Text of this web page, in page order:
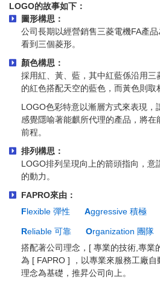
LOGO的故事如下：
圖形構思：
公司長期以經營銷售三菱電機FA產
看到三個菱形。
顏色構思：
採用紅、黃、藍，其中紅藍係沿用三
的紅色搭配天空的藍色，而黃色則取
LOGO色彩特意以漸層方式來表現，
感覺隱喻著能麒所代理的產品，將在
前程。
排列構思：
LOGO排列呈現向上的箭頭指向，意
的動力。
FAPRO來由：
Flexible 彈性 Aggressive 積極
Reliable 可靠 Organization 團隊
搭配著公司理念，[ 專業的技術,專業
為 [ FAPRO ] ，以專業來服務工廠
理念為基礎，推昇公司向上。